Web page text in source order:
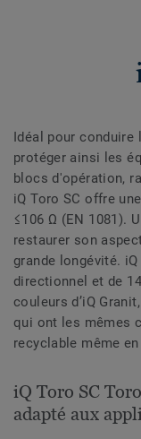
Idéal pour
protéger ainsi les
blocs d'opération,
iQ Toro SC offre
≤106 Ω (EN 1081).
restaurer son
grande longévité.
directionnel et de
couleurs d’iQ
qui ont les mêmes
recyclable même en
iQ Toro SC
adapté aux